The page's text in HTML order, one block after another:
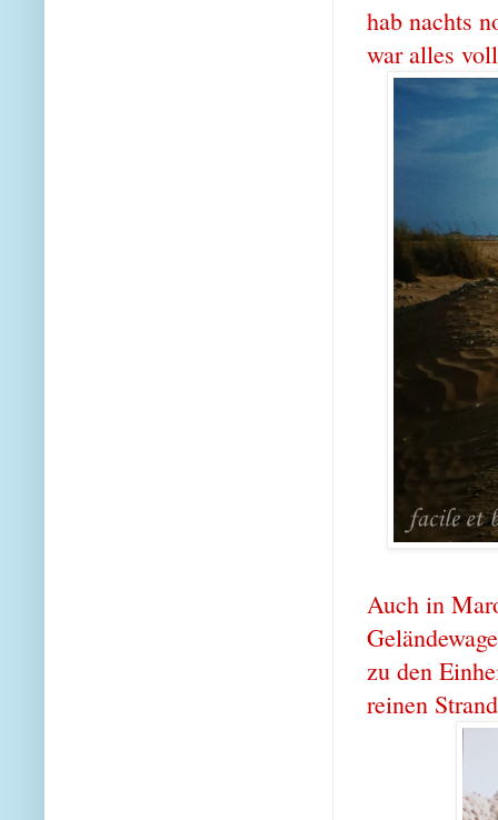
hab nachts
war alles
Auch in
zu den
reinen